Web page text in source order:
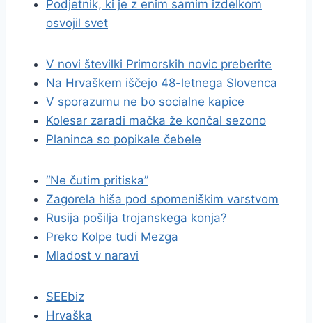
Podjetnik, ki je z enim samim izdelkom
osvojil svet
V novi številki Primorskih novic preberite
Na Hrvaškem iščejo 48-letnega Slovenca
V sporazumu ne bo socialne kapice
Kolesar zaradi mačka že končal sezono
Planinca so popikale čebele
“Ne čutim pritiska”
Zagorela hiša pod spomeniškim varstvom
Rusija pošilja trojanskega konja?
Preko Kolpe tudi Mezga
Mladost v naravi
SEEbiz
Hrvaška